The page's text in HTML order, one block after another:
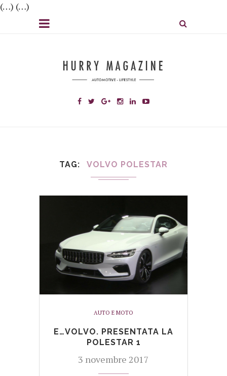
(…) (…)
TAG VOLVO POLESTAR
AUTO E MOTO
E…VOLVO. PRESENTATA LA
POLESTAR 1
3 novembre 2017